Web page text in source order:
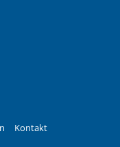
Kontakt